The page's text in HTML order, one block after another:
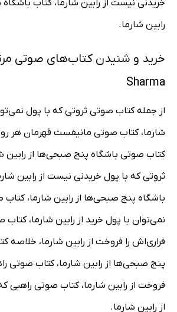
خریدنی نیست از رابین شارما، کتاب
رابین شارما.
Sharma
از جمله کتاب صوتی ثروتی که با پول
شارما، کتاب صوتی مانیفست قهرمان هر
کتاب صوتی باشگاه پنج صبحی‌ها از رابین
ثروتی که با پول خریدنی نیست از رابین
باشگاه پنج صبحی‌ها از رابین شارما،
نمی‌توان با پول خرید از رابین شارما،
فراری‌اش را فروخت از رابین شارما، خلاصه
پنج صبحی‌ها از رابین شارما، کتاب صوتی
فروخت از رابین شارما، کتاب صوتی راهبی
از رابین شارما.